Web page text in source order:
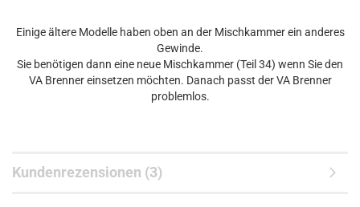
Einige ältere Modelle haben oben an der Mischkammer ein anderes
Gewinde.
Sie benötigen dann eine neue Mischkammer (Teil 34) wenn Sie den
VA Brenner einsetzen möchten. Danach passt der VA Brenner
problemlos.
Kundenrezensionen (3)